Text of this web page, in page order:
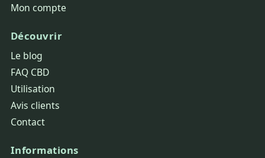
Mon compte
Découvrir
Le blog
FAQ CBD
Utilisation
Avis clients
Contact
Informations